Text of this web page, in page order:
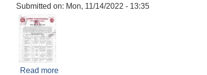
Submitted on: Mon, 11/14/2022 - 13:35
Read more